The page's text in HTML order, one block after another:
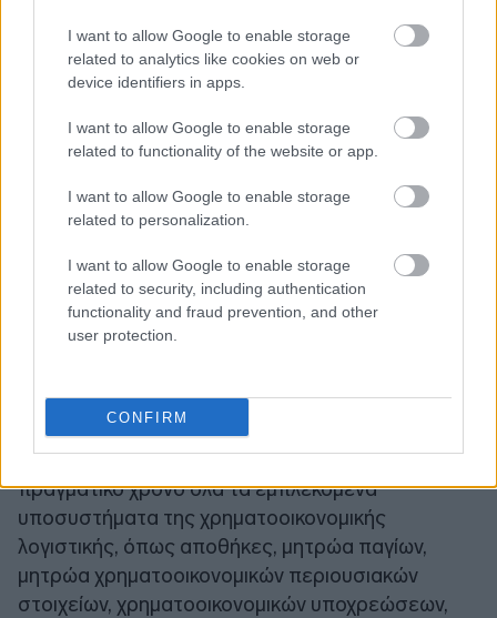
I want to allow Google to enable storage
related to analytics like cookies on web or
device identifiers in apps.
I want to allow Google to enable storage
related to functionality of the website or app.
I want to allow Google to enable storage
related to personalization.
I want to allow Google to enable storage
related to security, including authentication
functionality and fraud prevention, and other
user protection.
CONFIRM
3. Τη δυνατότητα παρακολούθησης όλων των
χρηματοοικονομικών σταδίων εκτέλεσης της
σύμβασης και προμηθειών. Επίσης, θα
υποστηρίζεται η εισαγωγή, αποθήκευση και
παραστατικών που πρέπει να παρέχονται από
τους συναλλασσόμενους (προμηθευτές, πάροχοι,
εργολάβοι κ.λπ.) και θα ενημερώνονται σχεδόν σε
πραγματικό χρόνο όλα τα εμπλεκόμενα
υποσυστήματα της χρηματοοικονομικής
λογιστικής, όπως αποθήκες, μητρώα παγίων,
μητρώα χρηματοοικονομικών περιουσιακών
στοιχείων, χρηματοοικονομικών υποχρεώσεων,